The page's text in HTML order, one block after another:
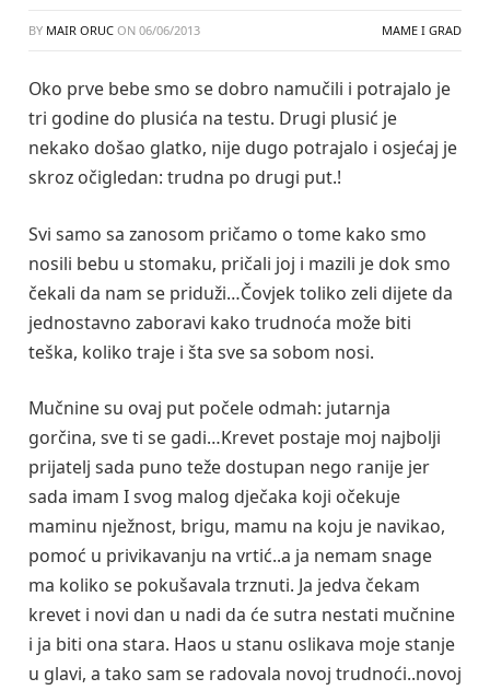
BY MAIR ORUC ON 06/06/2013 MAME I GRAD
Oko prve bebe smo se dobro namučili i potrajalo je
tri godine do plusića na testu. Drugi plusić je
nekako došao glatko, nije dugo potrajalo i osjećaj je
skroz očigledan: trudna po drugi put.!
Svi samo sa zanosom pričamo o tome kako smo
nosili bebu u stomaku, pričali joj i mazili je dok smo
čekali da nam se priduži…Čovjek toliko zeli dijete da
jednostavno zaboravi kako trudnoća može biti
teška, koliko traje i šta sve sa sobom nosi.
Mučnine su ovaj put počele odmah: jutarnja
gorčina, sve ti se gadi…Krevet postaje moj najbolji
prijatelj sada puno teže dostupan nego ranije jer
sada imam I svog malog dječaka koji očekuje
maminu nježnost, brigu, mamu na koju je navikao,
pomoć u privikavanju na vrtić..a ja nemam snage
ma koliko se pokušavala trznuti. Ja jedva čekam
krevet i novi dan u nadi da će sutra nestati mučnine
i ja biti ona stara. Haos u stanu oslikava moje stanje
u glavi, a tako sam se radovala novoj trudnoći..novoj